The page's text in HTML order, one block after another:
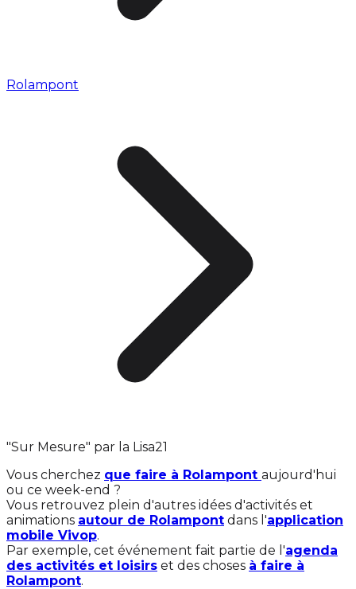
Rolampont
"Sur Mesure" par la Lisa21
Vous cherchez que faire à Rolampont aujourd'hui
ou ce week-end ?
Vous retrouvez plein d'autres idées d'activités et
animations autour de Rolampont dans l'application
mobile Vivop.
Par exemple, cet événement fait partie de l'agenda
des activités et loisirs et des choses à faire à
Rolampont.